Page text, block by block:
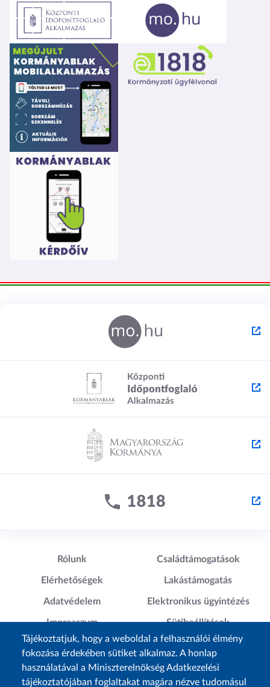
Tájékoztatjuk, hogy a weboldal a felhasználói élmény
fokozása érdekében sütiket alkalmaz. A honlap
használatával a Miniszterelnökség Adatkezelési
tájékoztatójában foglaltakat magára nézve tudomásul
Lábléc1
Rólunk
Elérhetőségek
Adatvédelem
Impresszum
Akadálymentesítési
Nyilatkozat
Lábléc2
Családtámogatások
Lakástámogatás
Elektronikus ügyintézés
Sütibeállítások